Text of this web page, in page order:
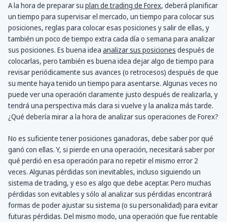
A la hora de preparar su plan de trading de Forex, deberá planificar
un tiempo para supervisar el mercado, un tiempo para colocar sus
posiciones, reglas para colocar esas posiciones y salir de ellas, y
también un poco de tiempo extra cada día o semana para analizar
sus posiciones. Es buena idea analizar sus posiciones después de
colocarlas, pero también es buena idea dejar algo de tiempo para
revisar periódicamente sus avances (o retrocesos) después de que
su mente haya tenido un tiempo para asentarse. Algunas veces no
puede ver una operación claramente justo después de realizarla, y
tendrá una perspectiva más clara si vuelve y la analiza más tarde.
¿Qué debería mirar a la hora de analizar sus operaciones de Forex?
No es suficiente tener posiciones ganadoras, debe saber por qué
ganó con ellas. Y, si pierde en una operación, necesitará saber por
qué perdió en esa operación para no repetir el mismo error 2
veces. Algunas pérdidas son inevitables, incluso siguiendo un
sistema de trading, y eso es algo que debe aceptar. Pero muchas
pérdidas son evitables y sólo al analizar sus pérdidas encontrará
formas de poder ajustar su sistema (o su personalidad) para evitar
futuras pérdidas. Del mismo modo, una operación que fue rentable